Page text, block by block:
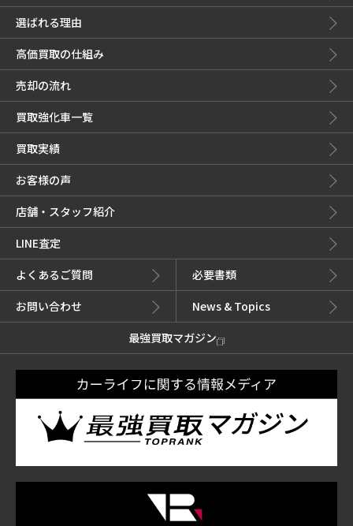
選ばれる理由
高価買取の仕組み
売却の流れ
買取強化車一覧
買取実績
お客様の声
店舗・スタッフ紹介
LINE査定
よくあるご質問
必要書類
お問い合わせ
News & Topics
最強買取マガジン